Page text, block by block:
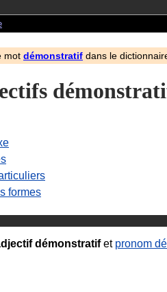
mot démonstratif dans le
formes
démonstratifet pronom